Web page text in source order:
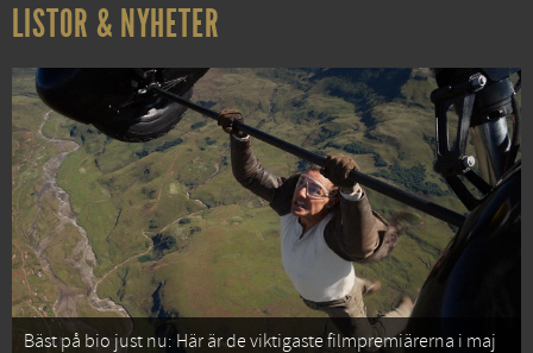
LISTOR & NYHETER
Bäst på bio just nu: Här är de viktigaste filmpremiärerna i maj